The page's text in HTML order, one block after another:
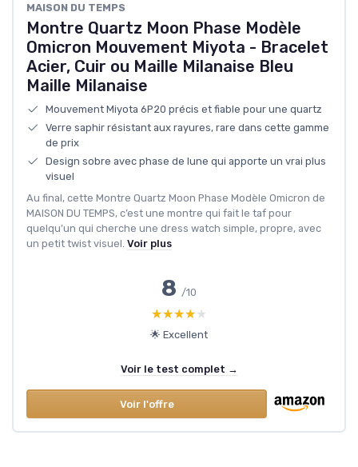
MAISON DU TEMPS
Montre Quartz Moon Phase Modèle
Omicron Mouvement Miyota - Bracelet
Acier, Cuir ou Maille Milanaise Bleu
Maille Milanaise
Mouvement Miyota 6P20 précis et fiable pour une quartz
Verre saphir résistant aux rayures, rare dans cette gamme
de prix
Design sobre avec phase de lune qui apporte un vrai plus
visuel
Au final, cette Montre Quartz Moon Phase Modèle Omicron de
MAISON DU TEMPS, c’est une montre qui fait le taf pour
quelqu’un qui cherche une dress watch simple, propre, avec
un petit twist visuel. Voir plus
8 /10
★★★★★
★★★★★
🌟 Excellent
Voir le test complet →
Voir l'offre